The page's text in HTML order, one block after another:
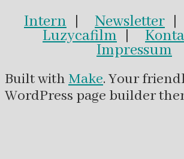
Intern Newsletter
Luzycafilm
Impressum
Built with Make. Your
WordPress page builder